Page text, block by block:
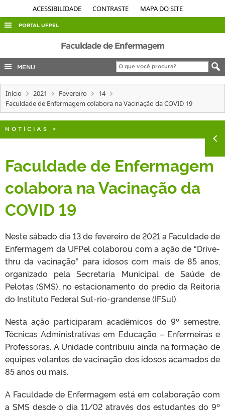
ACESSIBILIDADE CONTRASTE MAPA DO SITE
PORTAL UFPEL
ACESSO À INFORMAÇÃO
AUDITORIA
COBALTO
CONCURSOS
INTERNACIONAL
PORTARIAS
Faculdade de Enfermagem
MENU
Início 2021 Fevereiro
14
Faculdade de Enfermagem colabora na Vacinação da COVID 19
NOTÍCIAS >
Faculdade de Enfermagem
colabora na Vacinação da
COVID 19
Neste sábado dia 13 de fevereiro de 2021 a Faculdade de
Enfermagem da UFPel colaborou com a ação de “Drive-
thru da vacinação” para idosos com mais de 85 anos,
organizado pela Secretaria Municipal de Saúde de
Pelotas (SMS), no estacionamento do prédio da Reitoria
do Instituto Federal Sul-rio-grandense (IFSul).
Nesta ação participaram acadêmicos do 9º semestre,
Técnicas Administrativas em Educação – Enfermeiras e
Professoras. A Unidade contribuiu ainda na formação de
equipes volantes de vacinação dos idosos acamados de
85 anos ou mais.
A Faculdade de Enfermagem está em colaboração com
a SMS desde o dia 11/02 através dos estudantes do 9º